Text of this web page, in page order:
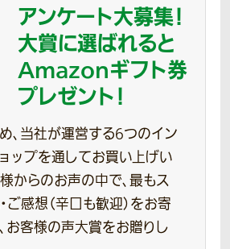
アンケート大募集！
大賞に選ばれると
Amazonギフト券
プレゼント！
、当社が運営する6つのイン
ップを通してお買い上げい
からのお声の中で、最もス
ご感想（辛口も歓迎）をお寄
お客様の声大賞をお贈りし